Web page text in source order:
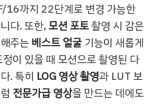
16까지 22단계로 변경 가능한
다. 또한,모션 포토촬영 시 감은
주는 베스트 얼굴 기능이 새롭게
이 있을 때 모션으로 촬영된 다
. 특히 LOG 영상 촬영과 LUT 보
전문가급 영상을 만드는 데에도